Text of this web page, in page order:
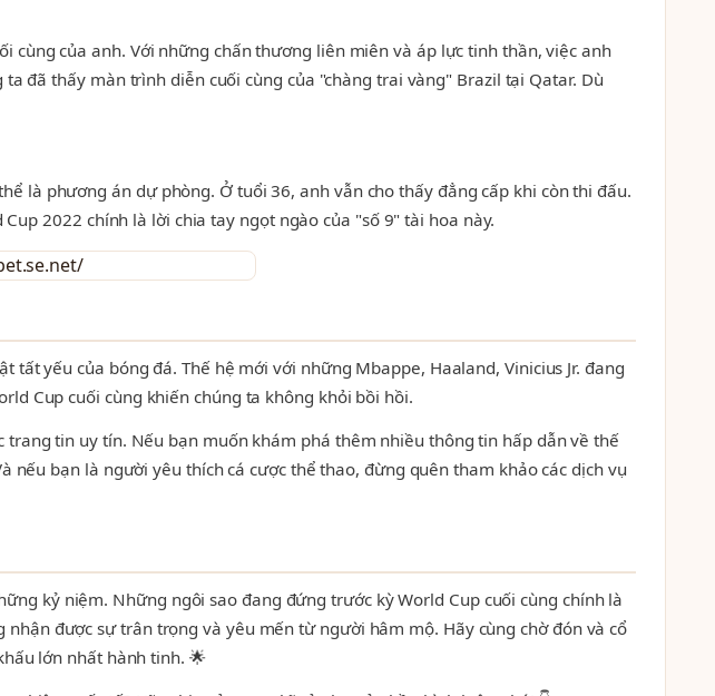
của anh. Với những chấn thương liên miên và áp lực tinh thần, việc anh
đã thấy màn trình diễn cuối cùng của "chàng trai vàng" Brazil tại Qatar. Dù
là phương án dự phòng. Ở tuổi 36, anh vẫn cho thấy đẳng cấp khi còn thi đấu.
2022 chính là lời chia tay ngọt ngào của "số 9" tài hoa này.
yếu của bóng đá. Thế hệ mới với những Mbappe, Haaland, Vinicius Jr. đang
Cup cuối cùng khiến chúng ta không khỏi bồi hồi.
tin uy tín. Nếu bạn muốn khám phá thêm nhiều thông tin hấp dẫn về thế
nếu bạn là người yêu thích cá cược thể thao, đừng quên tham khảo các dịch vụ
kỷ niệm. Những ngôi sao đang đứng trước kỳ World Cup cuối cùng chính là
được sự trân trọng và yêu mến từ người hâm mộ. Hãy cùng chờ đón và cổ
lớn nhất hành tinh. 🌟